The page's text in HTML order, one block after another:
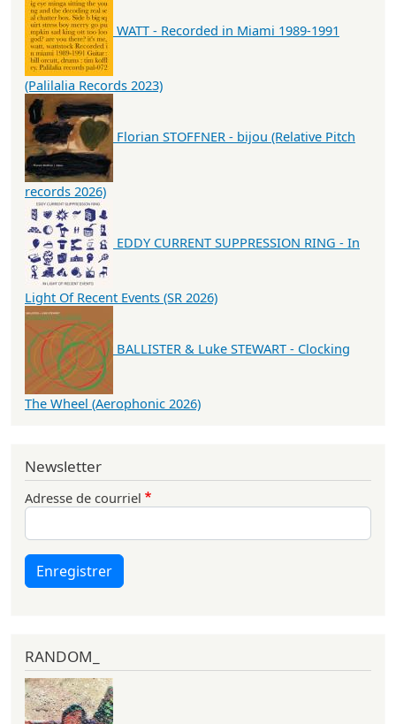
WATT - Recorded in Miami 1989-1991
(Palilalia Records 2023)
Florian STOFFNER - bijou (Relative Pitch
records 2026)
EDDY CURRENT SUPPRESSION RING - In
Light Of Recent Events (SR 2026)
BALLISTER & Luke STEWART - Clocking
The Wheel (Aerophonic 2026)
Newsletter
Adresse de courriel
Enregistrer
RANDOM_